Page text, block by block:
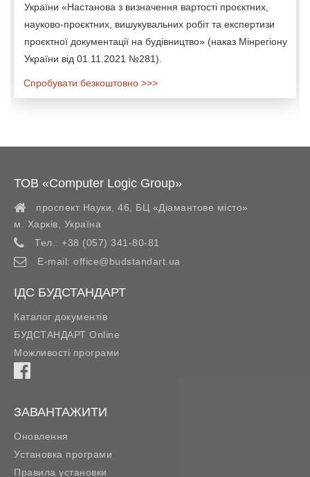
України «Настанова з визначення вартості проєктних,
науково-проєктних, вишукувальних робіт та експертизи
проєктної документації на будівництво» (наказ Мінрегіону
України від 01.11.2021 №281).
Спробувати безкоштовно >>>
ТОВ «Computer Logic Group»
проспект Науки, 46, БЦ «Діамантове місто»
м. Харків
Україна
Тел.: +38 (057) 341-80-81
E-mail: office@budstandart.ua
ІДС БУДСТАНДАРТ
Каталог документів
БУДСТАНДАРТ Online
Можливості програми
ЗАВАНТАЖИТИ
Оновлення
Установка програми
Правила установки